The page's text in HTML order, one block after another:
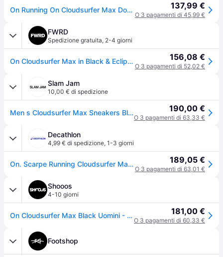
On Running On Cloudsurfer Max Donna Scarpe da running (larghezza D) - AW25 137,99 €
O 3 pagamenti di 45,99 €
FWRD
Spedizione gratuita, 2-4 giorni
On Cloudsurfer Max in Black & Eclipse - Black. Size 12 (also in 7, 8, 8.5, 9, 9.5, 10, 10.5, 11, 11.5, 13). 156,08 €
O 3 pagamenti di 52,02 €
Slam Jam
10,00 € di spedizione
Men s Cloudsurfer Max Sneakers Black / Eclipse 190,00 €
O 3 pagamenti di 63,33 €
Decathlon
4,99 € di spedizione, 1-3 giorni
On. Scarpe Running Cloudsurfer Max Black Eclipse Scarpe Sportive Ritiro Gratis - nero - 47.5 (UK 12) 189,05 €
O 3 pagamenti di 63,01 €
Shooos
4-10 giorni
On Cloudsurfer Max Black Uomini - Sneakers On - Nero - 3MF30430106-10.5 - Size: 10.5 181,00 €
O 3 pagamenti di 60,33 €
Footshop